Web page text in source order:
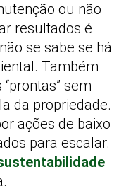
ou não
resultados é
se sabe se há
Também
sem
da propriedade.
ações de baixo
para escalar.